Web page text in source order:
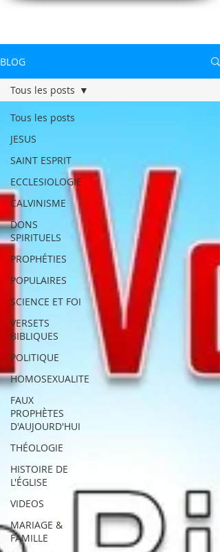
BLOG
Tous les posts
JESUS
SAINT ESPRIT
ECCLESIOLOGIE
CALVINISME
DONS
SPIRITUELS
PROPHÉTIES
POPULAIRES
SCIENCE ET FOI
VERSETS
BIBLIQUES
POLITIQUE
HOMOSEXUALITE
FAUX
PROPHÈTES
D'AUJOURD'HUI
THÉOLOGIE
HISTOIRE DE
L'ÉGLISE
VIDEOS
MARIAGE &
FAMILLE
Tous les posts